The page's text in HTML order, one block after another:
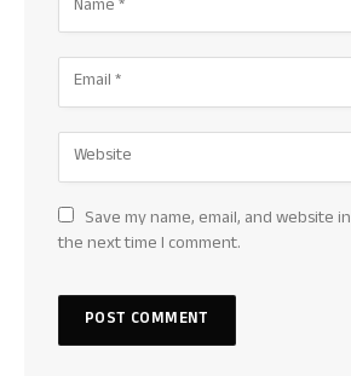
Save my name, email, and website
the next time I comment.